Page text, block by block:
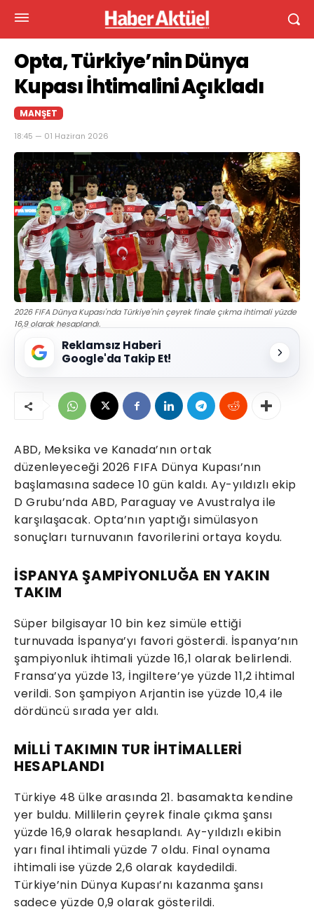
Opta, Türkiye’nin Dünya
Kupası İhtimalini Açıkladı
MANŞET
18:45 — 01 Haziran 2026
2026 FIFA Dünya Kupası'nda Türkiye'nin çeyrek finale çıkma ihtimali yüzde
16,9 olarak hesaplandı.
Reklamsız Haberi
Google'da Takip Et!
ABD, Meksika ve Kanada’nın ortak
düzenleyeceği 2026 FIFA Dünya Kupası’nın
başlamasına sadece 10 gün kaldı. Ay-yıldızlı ekip
D Grubu’nda ABD, Paraguay ve Avustralya ile
karşılaşacak. Opta’nın yaptığı simülasyon
sonuçları turnuvanın favorilerini ortaya koydu.
İSPANYA ŞAMPİYONLUĞA EN YAKIN
TAKIM
Süper bilgisayar 10 bin kez simüle ettiği
turnuvada İspanya’yı favori gösterdi. İspanya’nın
şampiyonluk ihtimali yüzde 16,1 olarak belirlendi.
Fransa’ya yüzde 13, İngiltere’ye yüzde 11,2 ihtimal
verildi. Son şampiyon Arjantin ise yüzde 10,4 ile
dördüncü sırada yer aldı.
MİLLİ TAKIMIN TUR İHTİMALLERİ
HESAPLANDI
Türkiye 48 ülke arasında 21. basamakta kendine
yer buldu. Millilerin çeyrek finale çıkma şansı
yüzde 16,9 olarak hesaplandı. Ay-yıldızlı ekibin
yarı final ihtimali yüzde 7 oldu. Final oynama
ihtimali ise yüzde 2,6 olarak kaydedildi.
Türkiye’nin Dünya Kupası’nı kazanma şansı
sadece yüzde 0,9 olarak gösterildi.